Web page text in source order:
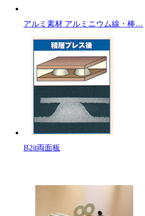
アルミ素材 アルミニウム線・棒…
B2it両面板